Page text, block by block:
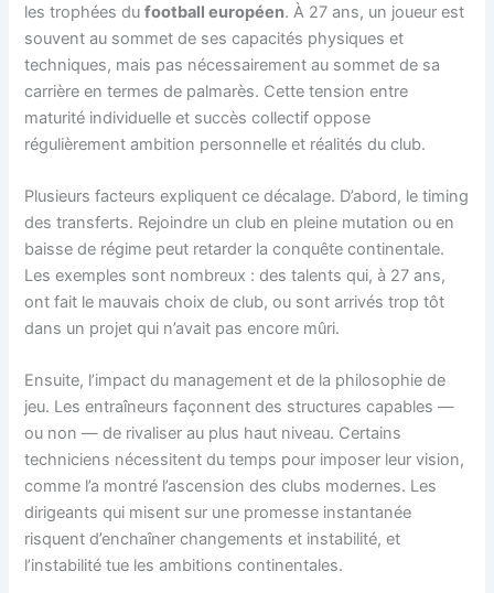
les trophées dufootball européen. À 27 ans, un joueur est
souvent au sommet de ses capacités physiques et
techniques, mais pas nécessairement au sommet de sa
carrière en termes de palmarès. Cette tension entre
maturité individuelle et succès collectif oppose
régulièrement ambition personnelle et réalités du club.
Plusieurs facteurs expliquent ce décalage. D’abord, le timing
des transferts. Rejoindre un club en pleine mutation ou en
baisse de régime peut retarder la conquête continentale.
Les exemples sont nombreux : des talents qui, à 27 ans,
ont fait le mauvais choix de club, ou sont arrivés trop tôt
dans un projet qui n’avait pas encore mûri.
Ensuite, l’impact du management et de la philosophie de
jeu. Les entraîneurs façonnent des structures capables —
ou non — de rivaliser au plus haut niveau. Certains
techniciens nécessitent du temps pour imposer leur vision,
comme l’a montré l’ascension des clubs modernes. Les
dirigeants qui misent sur une promesse instantanée
risquent d’enchaîner changements et instabilité, et
l’instabilité tue les ambitions continentales.